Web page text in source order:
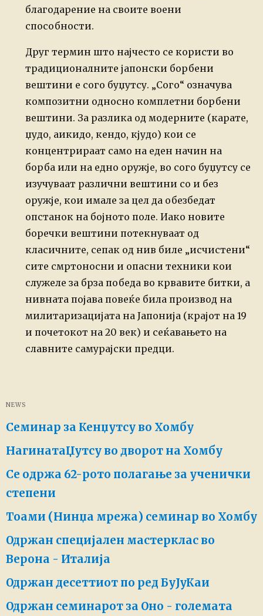
благодарение на своите воени
способности.
Друг термин што најчесто се користи во
традиционалните јапонски борбени
вештини е сого буџутсу. „Сого“ означува
композитни односно комплетни борбени
вештини. За разлика од модерните (карате,
џудо, аикидо, кендо, кјудо) кои се
концентрираат само на еден начин на
борба или на едно оружје, во сого буџутсу се
изучуваат различни вештини со и без
оружје, кои имале за цел да обезбедат
опстанок на бојното поле. Иако новите
боречки вештини потекнуваат од
класичните, сепак од нив биле „исчистени“
сите смртоносни и опасни техники кои
служеле за брза победа во крвавите битки, а
нивната појава повеќе била производ на
милитаризацијата на Јапонија (крајот на 19
и почетокот на 20 век) и сеќавањето на
славните самурајски предци.
NEWS
Семинар за Кенџутсу во Хомбу
НагинатаЏутсу во дворот на Хомбу
Се одржа 62-рото полагање за ученички
степени
Тоами (Нинџа мрежа) семинар во Хомбу
Одржан специјален мастерклас во
Верона - Италија
Одржан десеттиот по ред БуЈуКаи
Одржан семинарот за Оно - големата